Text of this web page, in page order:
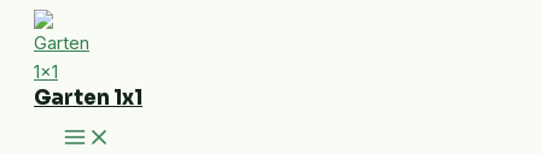
Zum
Inhalt
springen
Garten 1x1